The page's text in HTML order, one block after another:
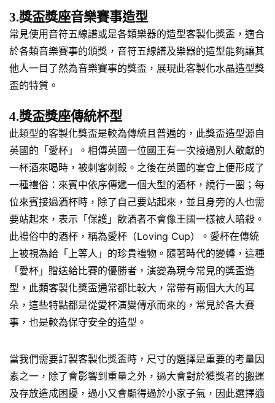
3.獎盃獎座音樂賽事造型
常見使用音符五線譜或是各類樂器的造型客製化獎盃，適合
於各類音樂賽事的頒獎，音符五線譜及樂器的造型能夠讓其
他人一目了然為音樂賽事的獎盃，展現此客製化水晶造型獎
盃的特質。
4.獎盃獎座傳統杯型
此類型的客製化獎盃是較為傳統且普遍的，此獎盃造型源自
英國的「愛杯」。相傳英國一位國王有一次接過別人敬獻的
一杯酒來喝時，被刺客刺殺。之後在英國的宴會上便形成了
一種禮俗：來賓中依序傳遞一個大型的酒杯，繞行一圈；每
位來賓接過酒杯時，除了自己要站起來，並且身旁的人也需
要站起來，表示「保護」飲酒者不會像王國一樣被人暗殺。
此禮俗中的酒杯，稱為愛杯（Loving Cup）。愛杯在傳統
上被視為給「上等人」的珍貴禮物。隨著時代的變轉，這種
「愛杯」贈送給比賽的優勝者，演變為現今常見的獎盃造
型，此類客製化獎盃通常都比較大，常帶有兩個大大的耳
朵，這些特點都是從愛杯演變傳承而來的，常見於各大賽
事，也是較為保守安全的造型。
當我們需要訂製客製化獎盃時，尺寸的選擇是重要的考量因
素之一，除了會影響到重量之外，過大會對於獲獎者的搬運
及存放造成困擾，過小又會顯得過於小家子氣，因此選擇適